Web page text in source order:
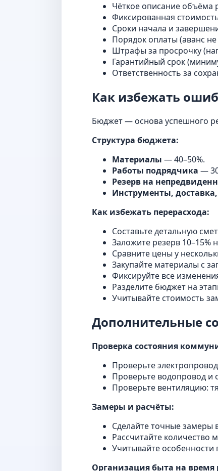
Чёткое описание объёма
Фиксированная
Сроки начала и
Порядок оплаты (аванс
Штрафы за просрочку
Гарантийный срок
Ответственность за
Как избежать
Бюджет — основа успешного
Структура бюджета:
Материалы — 40–50%.
Работы подрядчика —
Резерв на
Инструменты,
Как избежать перерасхода:
Составьте детальную
Заложите резерв 10–15%
Сравните цены у
Закупайте материалы с
Фиксируйте все
Разделите бюджет на
Учитывайте стоимость
Дополнительные
Проверка состояния
Проверьте
Проверьте водопровод и
Проверьте вентиляцию:
Замеры и расчёты:
Сделайте точные замеры
Рассчитайте количество
Учитывайте
Организация быта на время